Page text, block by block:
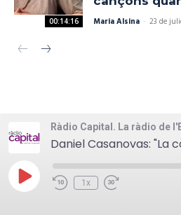
00:14:16 Maria Alsina - 23 de
Ràdio Capital. La ràdio de
Play
Episode
1x